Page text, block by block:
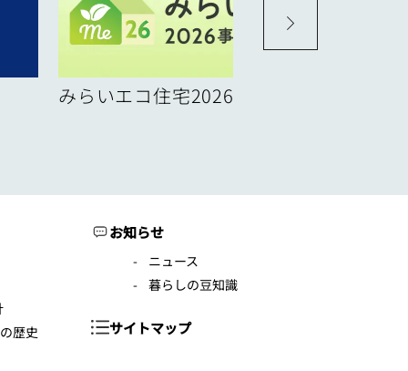
みらいエコ住宅2026事業
歴史
お知らせ
ニュース
暮らしの豆知識
サイトマップ